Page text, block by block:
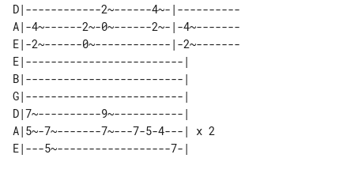
D|------------2~------4~-|----------
A|-4~------2~-0~------2~-|-4~-------
E|-2~------0~------------|-2~-------
E|-------------------------|
B|-------------------------|
G|-------------------------|
D|7~----------9~-----------|
A|5~-7~-------7~---7-5-4---| x 2
E|---5~------------------7-|